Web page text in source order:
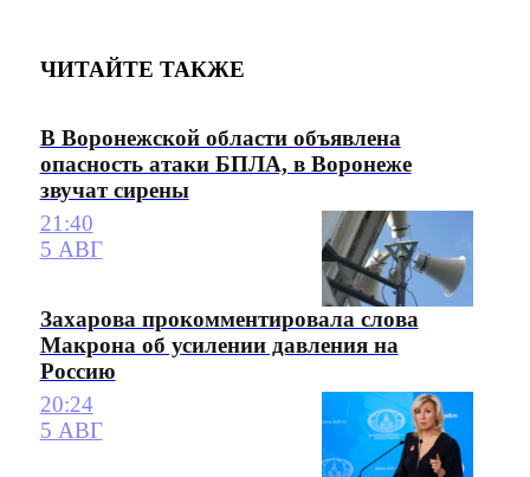
ЧИТАЙТЕ ТАКЖЕ
В Воронежской области объявлена
опасность атаки БПЛА, в Воронеже
звучат сирены
21:40
5 АВГ
Захарова прокомментировала слова
Макрона об усилении давления на
Россию
20:24
5 АВГ